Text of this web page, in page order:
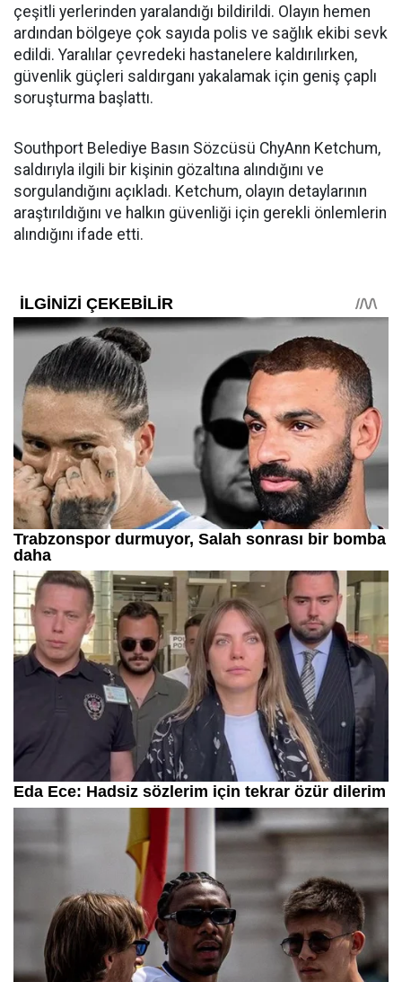
çeşitli yerlerinden yaralandığı bildirildi. Olayın hemen
ardından bölgeye çok sayıda polis ve sağlık ekibi sevk
edildi. Yaralılar çevredeki hastanelere kaldırılırken,
güvenlik güçleri saldırganı yakalamak için geniş çaplı
soruşturma başlattı.
Southport Belediye Basın Sözcüsü ChyAnn Ketchum,
saldırıyla ilgili bir kişinin gözaltına alındığını ve
sorgulandığını açıkladı. Ketchum, olayın detaylarının
araştırıldığını ve halkın güvenliği için gerekli önlemlerin
alındığını ifade etti.